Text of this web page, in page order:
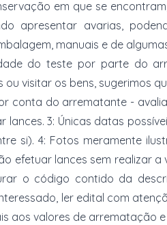
em que se
apresentar avarias,
manuais e de
do teste por parte do
visitar os bens, sugerimos
conta do arrematante -
lances. 3: Únicas datas
si). 4: Fotos meramente
efetuar lances sem realizar
o código contido da
ler edital com
aos valores de arrematação